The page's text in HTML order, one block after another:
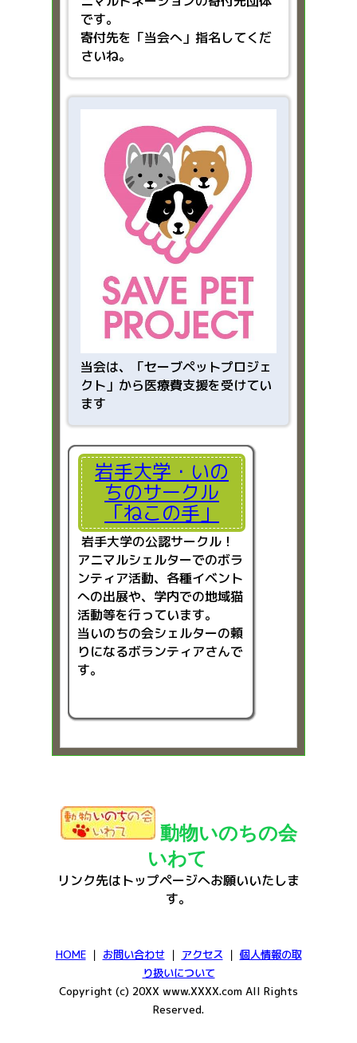
です。
寄付先を「当会へ」指名してくだ
さいね。
当会は、「セーブペットプロジェ
クト」から医療費支援を受けてい
ます
岩手大学・いの
ちのサークル
「ねこの手」
岩手大学の公認サークル！
アニマルシェルターでのボラ
ンティア活動、各種イベント
への出展や、学内での地域猫
活動等を行っています。
当いのちの会シェルターの頼
りになるボランティアさんで
す。
動物いのちの会
いわて
リンク先はトップページへお願いいたしま
す。
HOME｜ お問い合わせ｜ アクセス ｜ 個人情報の取
り扱いについて
Copyright (c) 20XX www.XXXX.com All Rights
Reserved.